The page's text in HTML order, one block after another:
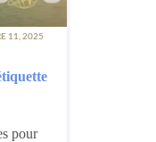
11, 2025
pour